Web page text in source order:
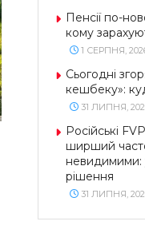
Пенсії по-
кому
1 СЕРПНЯ,
Сьогодні
кешбеку»:
31 ЛИПНЯ,
Російські
ширший
рішення
31 ЛИПНЯ,